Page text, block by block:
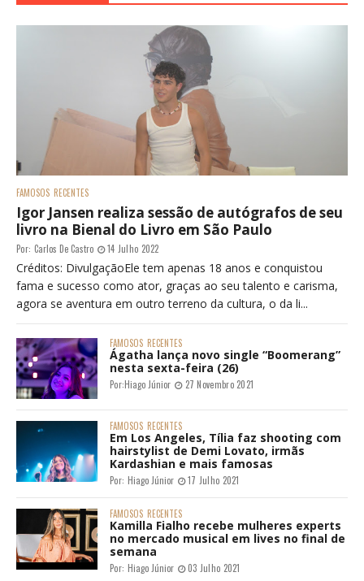
FAMOSOS RECENTES
Igor Jansen realiza sessão de autógrafos de seu
livro na Bienal do Livro em São Paulo
Por: Carlos De Castro 14 Julho 2022
Créditos: DivulgaçãoEle tem apenas 18 anos e conquistou
fama e sucesso como ator, graças ao seu talento e carisma,
agora se aventura em outro terreno da cultura, o da li...
FAMOSOS RECENTES
Ágatha lança novo single “Boomerang”
nesta sexta-feira (26)
Por:Hiago Júnior 27 Novembro 2021
FAMOSOS RECENTES
Em Los Angeles, Tília faz shooting com
hairstylist de Demi Lovato, irmãs
Kardashian e mais famosas
Por: Hiago Júnior 17 Julho 2021
FAMOSOS RECENTES
Kamilla Fialho recebe mulheres experts
no mercado musical em lives no final de
semana
Por: Hiago Júnior 03 Julho 2021